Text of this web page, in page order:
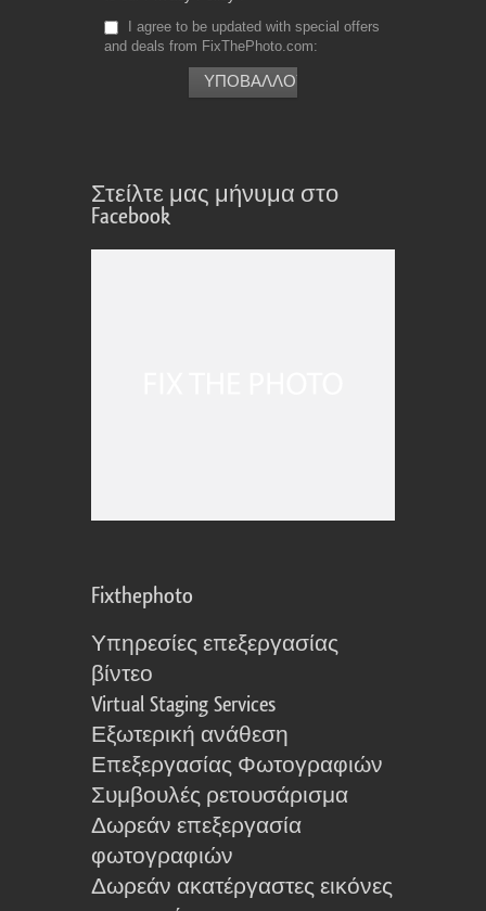
I agree to be updated with special offers
and deals from FixThePhoto.com
Στείλτε μας μήνυμα στο
Facebook
Fixthephoto
Υπηρεσίες επεξεργασίας
βίντεο
Virtual Staging Services
Εξωτερική ανάθεση
Επεξεργασίας Φωτογραφιών
Συμβουλές ρετουσάρισμα
Δωρεάν επεξεργασία
φωτογραφιών
Δωρεάν ακατέργαστες εικόνες